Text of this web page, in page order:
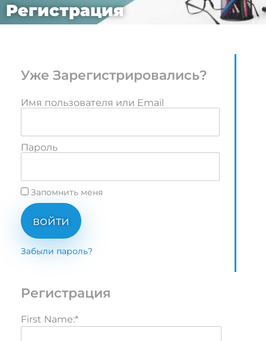
Регистрация
Уже Зарегистрировались?
Имя пользователя или Email
Пароль
Запомнить меня
войти
Забыли пароль?
Регистрация
First Name:*